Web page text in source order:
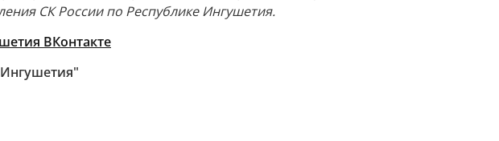
СК России по Республике Ингушетия.
ВКонтакте